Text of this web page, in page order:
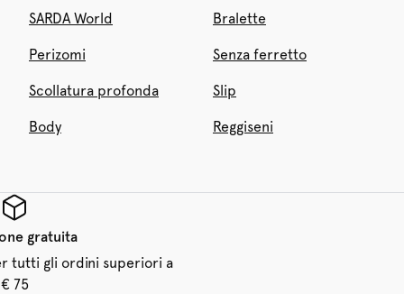
SARDA World Bralette
Perizomi Senza ferretto
Scollatura profonda Slip
Body Reggiseni
gratuita
tutti gli ordini superiori a
€ 75